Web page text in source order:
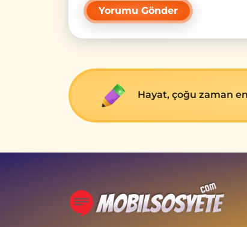
Hayat, çoğu zaman